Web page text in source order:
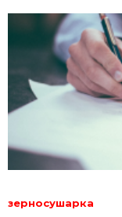
зерносушарка